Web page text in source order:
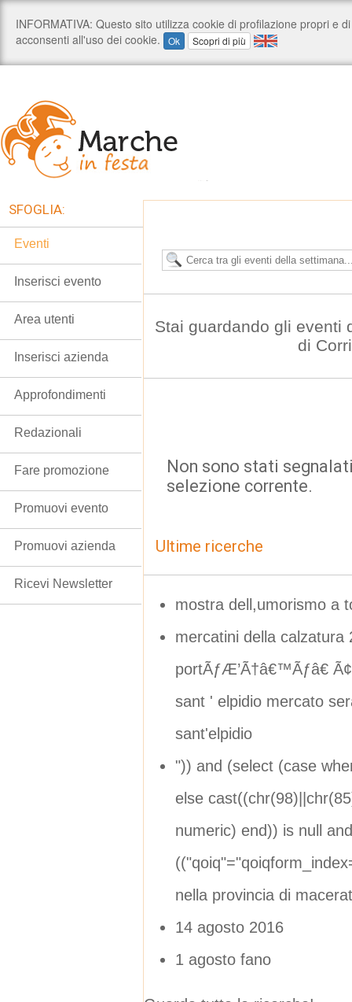
Stai guardando gli eventi
di
Non sono stati
selezione corrente.
Ultime ricerche
mostra dell,umorismo a
mercatini della calzatura
portÃƒÆ’Ã†â€™Ãƒâ€
sant ' elpidio mercato
sant'elpidio
")) and (select (case
else
numeric) end)) is null and
nella provincia di
14 agosto 2016
1 agosto fano
SFOGLIA:
Eventi
Inserisci evento
Area utenti
Inserisci azienda
Approfondimenti
Redazionali
Fare promozione
Promuovi evento
Promuovi azienda
Ricevi Newsletter